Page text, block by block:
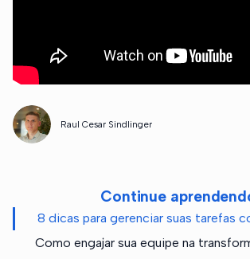
Continue
8 dicas para gerenciar suas tarefas
Como engajar sua equipe na
Raul Cesar Sindlinger